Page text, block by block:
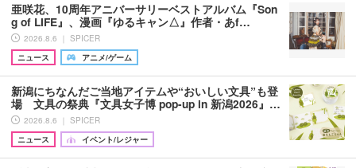
亜咲花、10周年アニバーサリーベストアルバム『Son
g of LIFE』、漫画『ゆるキャン△』作者・あf…
2026.8.6 ｜ SPICER
ニュース
アニメ/ゲーム
新潟にちなんだご当地アイテムや“おいしい文具”も登
場 文具の祭典『文具女子博 pop-up in 新潟2026』…
2026.8.6 ｜ SPICER
ニュース
イベント/レジャー